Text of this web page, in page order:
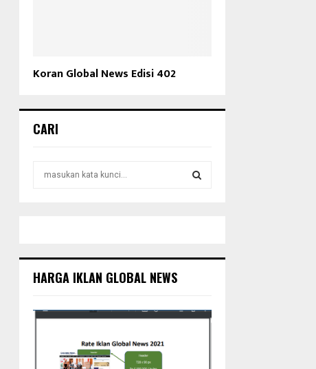
Koran Global News Edisi 402
CARI
r
A
C
HARGA IKLAN GLOBAL NEWS